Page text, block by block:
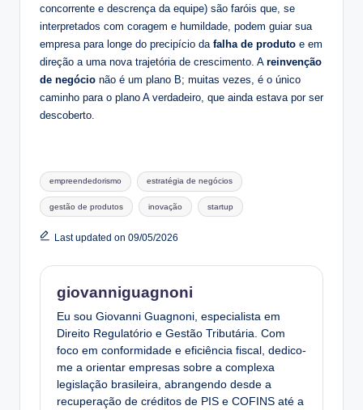
concorrente e descrença da equipe) são faróis que, se
interpretados com coragem e humildade, podem guiar sua
empresa para longe do precipício da falha de produto e em
direção a uma nova trajetória de crescimento. A reinvenção
de negócio não é um plano B; muitas vezes, é o único
caminho para o plano A verdadeiro, que ainda estava por ser
descoberto.
Tags:
empreendedorismo estratégia de negócios
gestão de produtos inovação startup
Last updated on 09/05/2026
giovanniguagnoni
Eu sou Giovanni Guagnoni, especialista em
Direito Regulatório e Gestão Tributária. Com
foco em conformidade e eficiência fiscal, dedico-
me a orientar empresas sobre a complexa
legislação brasileira, abrangendo desde a
recuperação de créditos de PIS e COFINS até a